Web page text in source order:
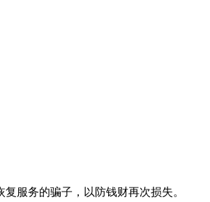
服务的骗子，以防钱财再次损失。